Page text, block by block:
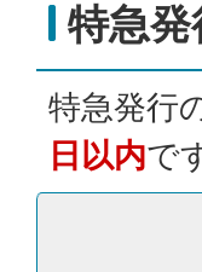
特急
特急発行
日以内で